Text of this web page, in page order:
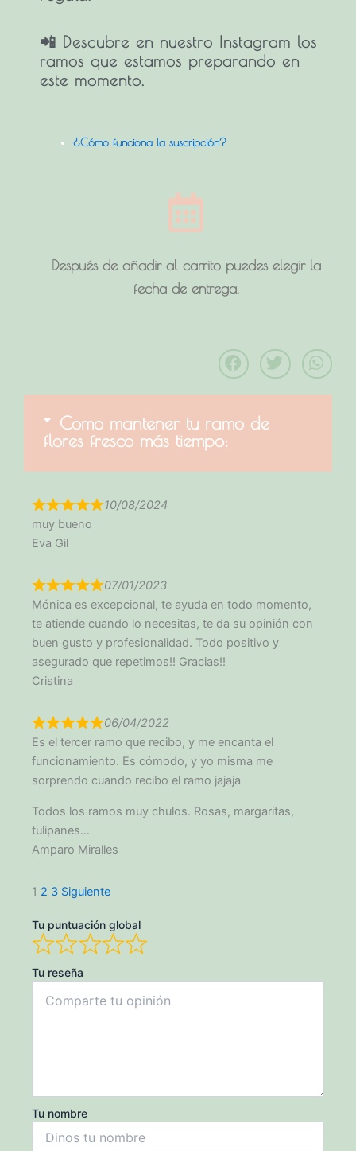
📲 Descubre en nuestro Instagram los
ramos que estamos preparando en
este momento.
¿Cómo funciona la suscripción?
Después de añadir al carrito puedes elegir la
fecha de entrega.
Como mantener tu ramo de
flores fresco más tiempo:
10/08/2024
muy bueno
Eva Gil
07/01/2023
Mónica es excepcional, te ayuda en todo momento,
te atiende cuando lo necesitas, te da su opinión con
buen gusto y profesionalidad. Todo positivo y
asegurado que repetimos!! Gracias!!
Cristina
06/04/2022
Es el tercer ramo que recibo, y me encanta el
funcionamiento. Es cómodo, y yo misma me
sorprendo cuando recibo el ramo jajaja
Todos los ramos muy chulos. Rosas, margaritas,
tulipanes…
Amparo Miralles
Navegación
las
reseñas
del
sitio
Página
1 Página
2 Página
3 Siguiente
Tu puntuación global
Tu reseña
Tu nombre